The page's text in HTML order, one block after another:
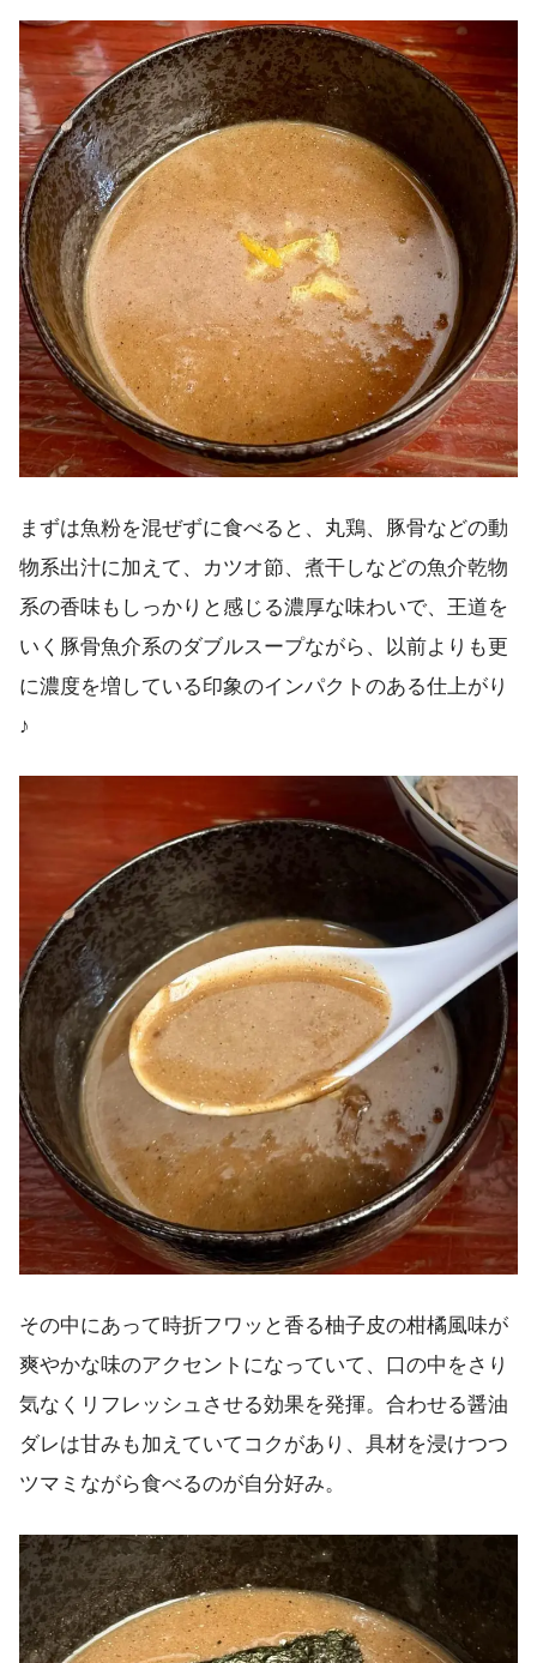
まずは魚粉を混ぜずに食べると、丸鶏、豚骨などの動
物系出汁に加えて、カツオ節、煮干しなどの魚介乾物
系の香味もしっかりと感じる濃厚な味わいで、王道を
いく豚骨魚介系のダブルスープながら、以前よりも更
に濃度を増している印象のインパクトのある仕上がり
♪
その中にあって時折フワッと香る柚子皮の柑橘風味が
爽やかな味のアクセントになっていて、口の中をさり
気なくリフレッシュさせる効果を発揮。合わせる醤油
ダレは甘みも加えていてコクがあり、具材を浸けつつ
ツマミながら食べるのが自分好み。